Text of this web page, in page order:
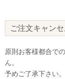
ご注文キャン
原則お客様都合で
ん。
予めご了承下さい。